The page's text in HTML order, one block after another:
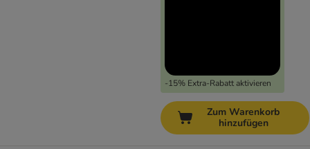
-15% Extra-Rabatt aktivieren
Zum Warenkorb
hinzufügen